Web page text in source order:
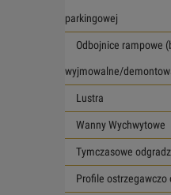
parkingowej
Odbojnice rampowe
wyjmowalne/
Lustra
Wanny Wychwytowe
Tymczasowe
Profile ostrzegawczo